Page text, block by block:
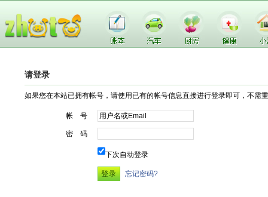
请登录
如果您在本站已拥有帐号，请使用已有的帐号信息直接进行登录即可，不需
帐 号
密 码
下次自动登录
忘记密码?